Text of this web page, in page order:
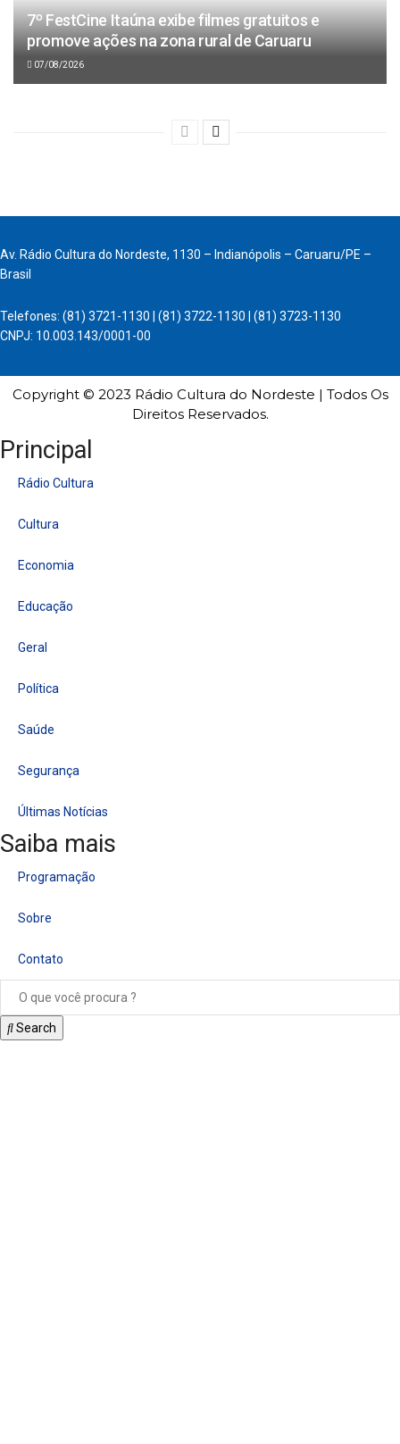
7º FestCine Itaúna exibe filmes gratuitos e
promove ações na zona rural de Caruaru
07/08/2026
Av. Rádio Cultura do Nordeste, 1130 – Indianópolis – Caruaru/PE –
Brasil
Telefones: (81) 3721-1130 | (81) 3722-1130 | (81) 3723-1130
CNPJ: 10.003.143/0001-00
Copyright © 2023 Rádio Cultura do Nordeste | Todos Os
Direitos Reservados.
Principal
Rádio Cultura
Cultura
Economia
Educação
Geral
Política
Saúde
Segurança
Últimas Notícias
Saiba mais
Programação
Sobre
Contato
Search